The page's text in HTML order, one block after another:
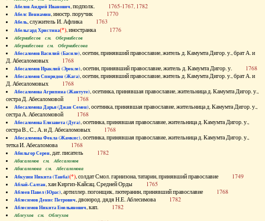
Абелов Андрей Иванович, подполк. 1765-1767, 1782
Абелс Вениамин, иностр. поручик 1770
Абель, служитель И. Афлика 1763
Абельгард Христина(*), иностранка 1776
Абернибесов см. Обернибесов
Абернибесова см. Обернибесова
Абесаломов Василий (Басиле), осетин, принявший православие, житель д. Камумта Дигор. у., брат А. и
Д. Абесаломовых 1768
Абесаломов Ираклий (Эрекле), осетин, принявший православие, житель д. Камумта Дигор. у. 1768
Абесаломов Спиридон (Жага), осетин, принявший православие, житель д. Камумта Дигор. у., брат А. и
Д. Абесаломовых 1768
Абесаломова Агрипина (Жантуте), осетинка, принявшая православие, жительница д. Камумта Дигор. у.,
сестра Д. Абесаломовой 1768
Абесаломова Дарья (Джан Семен), осетинка, принявшая православие, жительница д. Камумта Дигор. у.,
сестра А. Абесаломовой 1768
Абесаломова Елизавета (Дуга), осетинка, принявшая православие, жительница д. Камумта Дигор. у.,
сестра В., С., А. и Д. Абесаломовых 1768
Абесаломова Фекла (Жамкис), осетинка, принявшая православие, жительница д. Камумта Дигор. у.,
тетка И. Абесаломова 1768
Абильгор Серен, дат. писатель 1782
Абисаломов см. Абесаломов
Абисаломова см. Абесаломова
Абкузин Никита (Танба)(*), солдат Смол. гарнизона, татарин, принявший православие 1749
Аблай-Салтан, хан Киргиз-Кайсац. Средней Орды 1765
Аблеев Павел (Юрас), артиллер. погонщик, лютеранин, принявший православие 1768
Аблесимов Денис Петрович, двоюрод. дядя Н.Е. Аблесимова 1782
Аблесимов Никита Емельянович, кап. 1782
Аблеухов см. Облеухов